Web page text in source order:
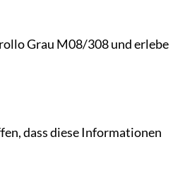
Grau M08/308 und erlebe
dass diese Informationen